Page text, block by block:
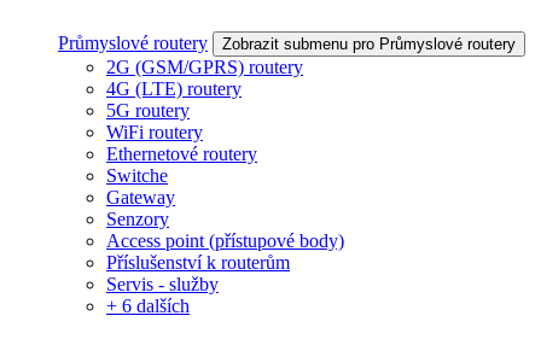
Průmyslové routery Zobrazit submenu pro Průmyslové routery
2G (GSM/GPRS) routery
4G (LTE) routery
5G routery
WiFi routery
Ethernetové routery
Switche
Gateway
Senzory
Access point (přístupové body)
Příslušenství k routerům
Servis - služby
+ 6 dalších